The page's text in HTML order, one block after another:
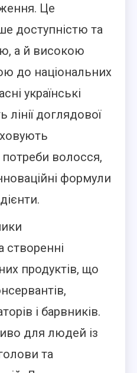
Це
доступністю та
а й високою
до національних
українські
доглядової
потреби волосся,
формули
створенні
продуктів, що
і барвників.
для людей із
та